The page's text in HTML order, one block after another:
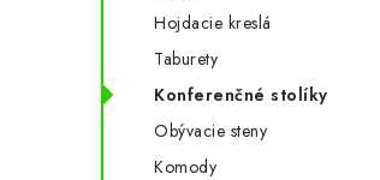
e
Hojdacie kreslá
Taburety
Konferenčné stolíky
Obývacie steny
Komody